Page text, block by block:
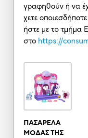
γραφηθούν ή να
χετε
ήστε με το
στο https://
ΠΑΣΑΡΕΛΑ
ΜΟΔΑΣ ΤΗΣ